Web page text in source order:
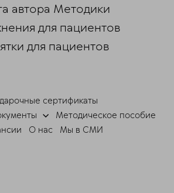
автора Методики
для пациентов
для пациентов
сертификаты
Методическое пособие
О нас Мы в СМИ
через любой удобный